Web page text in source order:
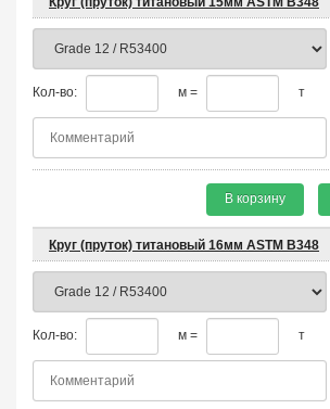
Кол-во: м = т
В корзину
Круг (пруток) титановый 16мм ASTM B348
Кол-во: м = т